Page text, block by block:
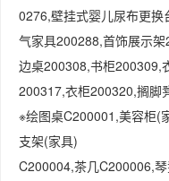
0276,壁挂式婴儿尿布更
气家具200288,首饰展示
边桌200308,书柜200309,
200317,衣柜200320,搁脚
※绘图桌C200001,美容柜(
支架(家具)
C200004,茶几C200006,